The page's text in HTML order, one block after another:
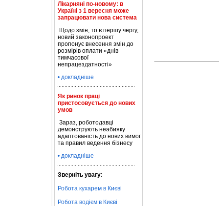
Лікарняні по-новому: в
Україні з 1 вересня може
запрацювати нова система
Щодо змін, то в першу чергу,
новий законопроект
пропонує внесення змін до
розмірів оплати «днів
тимчасової
непрацездатності»
• докладніше
Як ринок праці
пристосовується до нових
умов
Зараз, роботодавці
демонструють неабияку
адаптованість до нових вимог
та правил ведення бізнесу
• докладніше
Зверніть увагу:
Робота кухарем в Києві
Робота водієм в Києві